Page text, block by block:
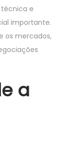
e
importante.
os mercados,
a